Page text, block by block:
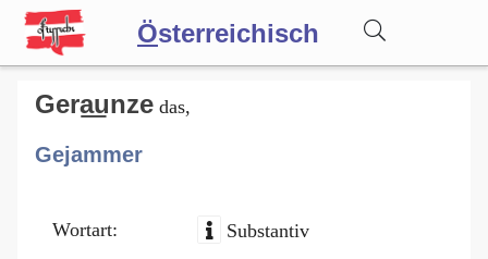
Österreichisch
Wörterbuch
Forum
Blog
Gera͟unze das,
Gejammer
Wortart:
Substantiv